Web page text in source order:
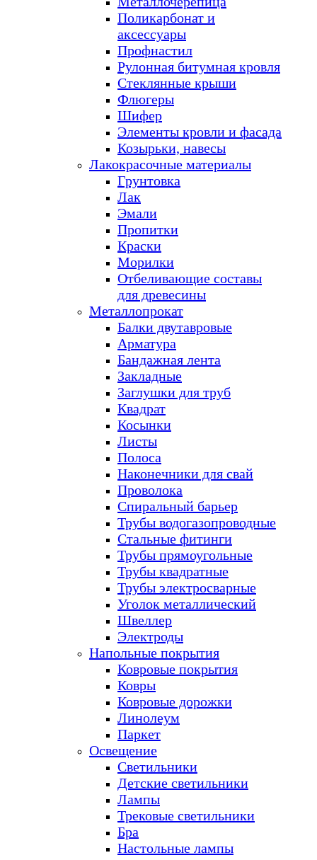
Поликарбонат и
аксессуары
Профнастил
Рулонная битумная кровля
Стеклянные крыши
Флюгеры
Шифер
Элементы кровли и фасада
Козырьки, навесы
Лакокрасочные материалы
Грунтовка
Лак
Эмали
Пропитки
Краски
Морилки
Отбеливающие составы
для древесины
Металлопрокат
Балки двутавровые
Арматура
Бандажная лента
Закладные
Заглушки для труб
Квадрат
Косынки
Листы
Полоса
Наконечники для свай
Проволока
Спиральный барьер
Трубы водогазопроводные
Стальные фитинги
Трубы прямоугольные
Трубы квадратные
Трубы электросварные
Уголок металлический
Швеллер
Электроды
Напольные покрытия
Ковровые покрытия
Ковры
Ковровые дорожки
Линолеум
Паркет
Освещение
Светильники
Детские светильники
Лампы
Трековые светильники
Бра
Настольные лампы